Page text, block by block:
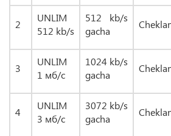
2
UNLIM
512 kb/s
512 kb/s
gacha
3
UNLIM
1 мб/с
1024 kb/s
gacha
4
UNLIM
3 мб/с
3072 kb/s
gacha